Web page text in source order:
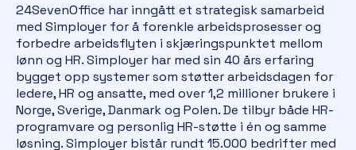
24SevenOffice har inngått et strategisk samarbeid
med Simployer for å forenkle arbeidsprosesser og
forbedre arbeidsflyten i skjæringspunktet mellom
lønn og HR. Simployer har med sin 40 års erfaring
bygget opp systemer som støtter arbeidsdagen for
ledere, HR og ansatte, med over 1,2 millioner brukere i
Norge, Sverige, Danmark og Polen. De tilbyr både HR-
programvare og personlig HR-støtte i én og samme
løsning. Simployer bistår rundt 15.000 bedrifter med